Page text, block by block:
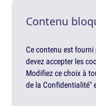
Contenu
Ce contenu est
devez accepter les
Modifiez ce choix à
de la Confidentialité"